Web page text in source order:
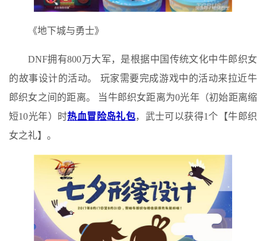
《地下城与勇士》
DNF拥有800万大军，是根据中国传统文化中牛郎织女
的故事设计的活动。 玩家需要完成游戏中的活动来拉近牛
郎织女之间的距离。 当牛郎织女距离为0光年（初始距离缩
短10光年）时热血冒险岛礼包，武士可以获得1个【牛郎织
女之礼】。